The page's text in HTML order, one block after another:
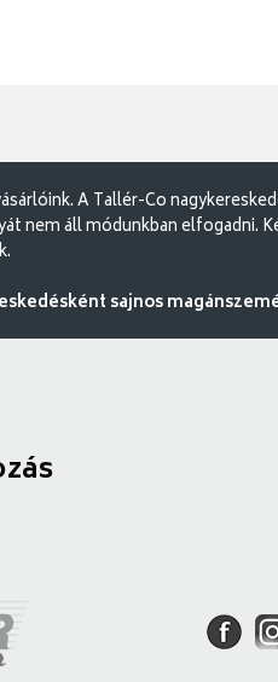
A Tallér-Co
nem áll módunkban elfogadni.
sajnos